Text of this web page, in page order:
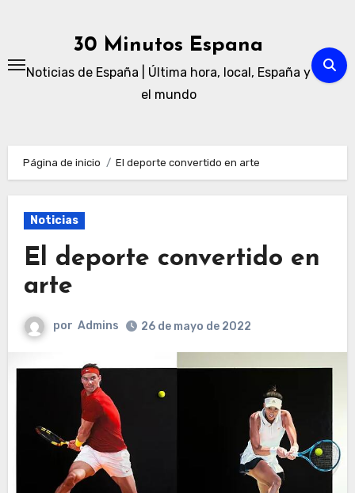
30 Minutos Espana
Noticias de España | Última hora, local, España y
el mundo
Página de inicio El deporte convertido en arte
Noticias
El deporte convertido en
arte
por Admins 26 de mayo de 2022